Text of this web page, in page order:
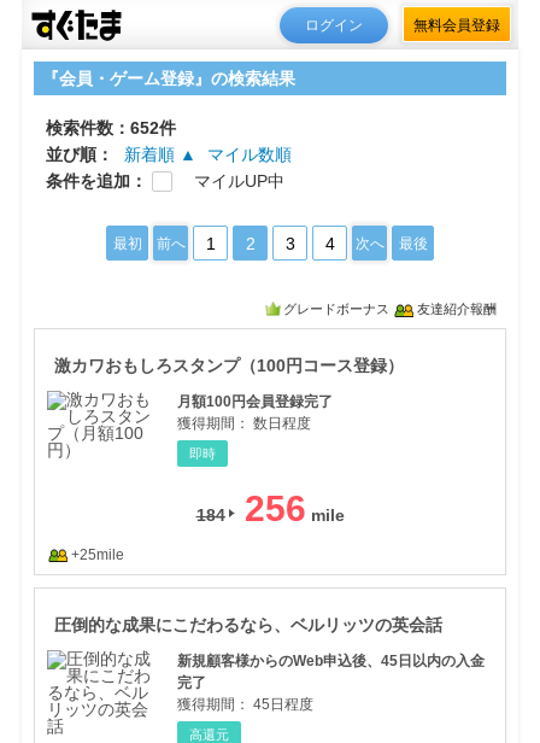
ログイン 無料会員登録
『会員・ゲーム登録』の検索結果
検索件数：652件
並び順：
新着順 ▲
マイル数順
条件を追加：
マイルUP中
最初 前へ 1 2 3 4 次へ 最後
グレードボーナス 友達紹介報酬
激カワおもしろスタンプ（100円コース登録）
月額100円会員登録完了
獲得期間： 数日程度
即時
184 256
+25mile
圧倒的な成果にこだわるなら、ベルリッツの英会話
新規顧客様からのWeb申込後、45日以内の入金
完了
獲得期間： 45日程度
高還元